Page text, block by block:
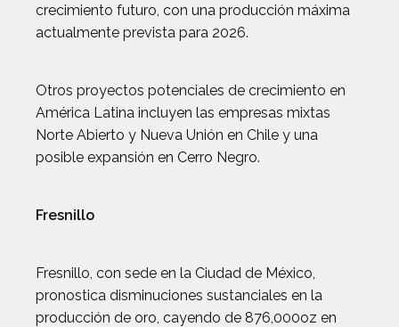
crecimiento futuro, con una producción máxima
actualmente prevista para 2026.
Otros proyectos potenciales de crecimiento en
América Latina incluyen las empresas mixtas
Norte Abierto y Nueva Unión en Chile y una
posible expansión en Cerro Negro.
Fresnillo
Fresnillo, con sede en la Ciudad de México,
pronostica disminuciones sustanciales en la
producción de oro, cayendo de 876,000oz en